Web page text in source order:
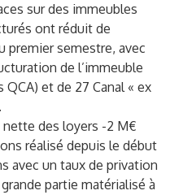
sur des immeubles
ont réduit de
premier semestre, avec
de l’immeuble
QCA) et de 27 Canal « ex
des loyers -2 M€
réalisé depuis le début
avec un taux de privation
partie matérialisé à